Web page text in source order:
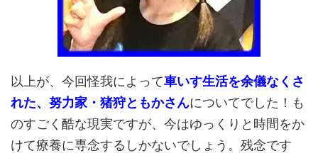
以上が、今回怪我によって車いす生活を余儀なくさ
れた、努力家・猪狩ともかさんについてでした！も
のすごく酷な現実ですが、今はゆっくりと時間をか
けて療養に専念するしかないでしょう。残念です